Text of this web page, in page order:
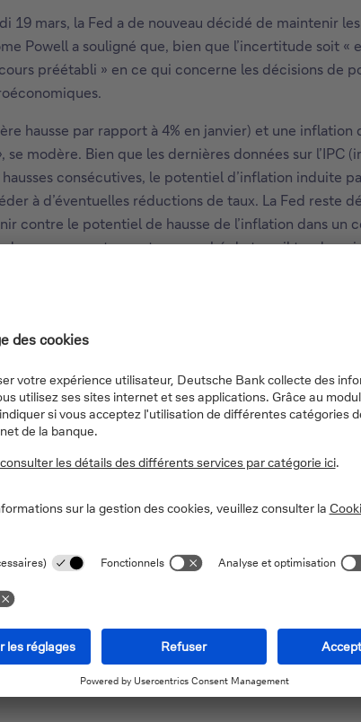
19 mars, la Fed a de nouveau décidé de maintenir
Powell a souligné que, bien que l’incertitude soit
préétabli » en ce qui concerne les décisions
hausse par rapport à 4% en janvier) et une inflation
modère. Bien que les dernières données sur
consécutives, le potentiel d’inflation induite
à d’éventuelles réductions de taux. La Fed reste
contre le potentiel de hausse de l’inflation dans
consommateurs et un marché du travail tendu
de clarté sur la trajectoire de l’inflation, compte
les attentes d’une inflation induite par les droits de
et le NASDAQ évoluaient dans le territoire positif à
plus sensible aux taux d’intérêt, a diminué de
des matières premières, l’or se négociait en
des taux par la Fed se sont orientées vers 81%
mois de la prochaine baisse de taux (avec une
actuellement solide, plaide pour que juin soit le
est-il encore adapté à la